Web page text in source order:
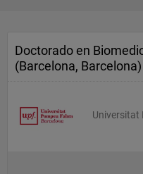
Doctorado en
(Barcelona, Barcelona)
Universitat